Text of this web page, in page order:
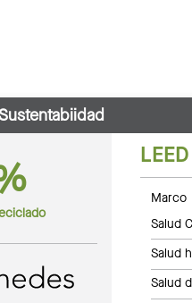
Marco
Salud
Salud
Salud